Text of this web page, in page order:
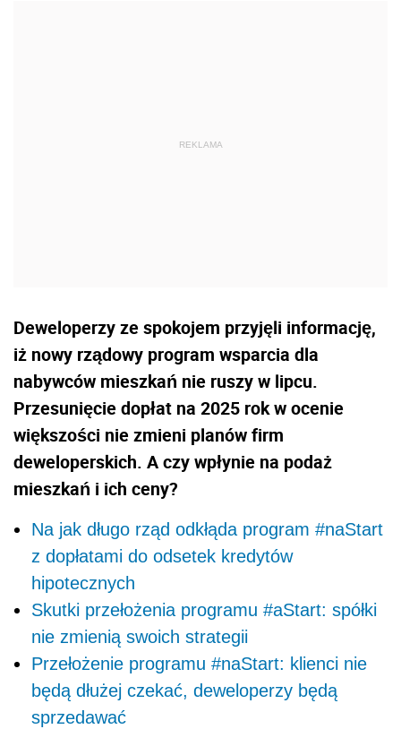
Deweloperzy ze spokojem przyjęli informację,
iż nowy rządowy program wsparcia dla
nabywców mieszkań nie ruszy w lipcu.
Przesunięcie dopłat na 2025 rok w ocenie
większości nie zmieni planów firm
deweloperskich. A czy wpłynie na podaż
mieszkań i ich ceny?
Na jak długo rząd odkłąda program #naStart
z dopłatami do odsetek kredytów
hipotecznych
Skutki przełożenia programu #aStart: spółki
nie zmienią swoich strategii
Przełożenie programu #naStart: klienci nie
będą dłużej czekać, deweloperzy będą
sprzedawać